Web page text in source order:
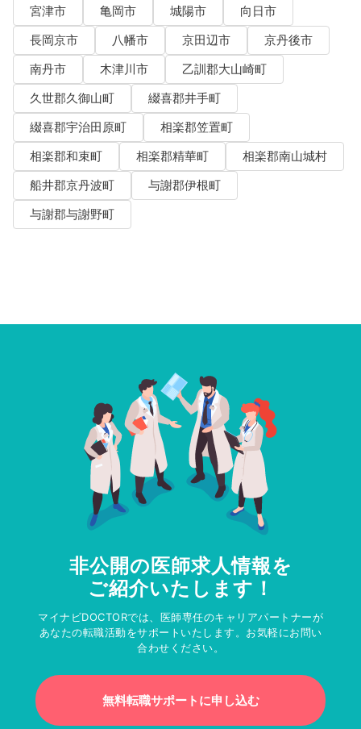
宮津市
亀岡市 城陽市
向日市
長岡京市
八幡市 京田辺市
京丹後市
南丹市
木津川市
乙訓郡大山崎町
久世郡久御山町
綴喜郡井手町
綴喜郡宇治田原町
相楽郡笠置町
相楽郡和束町
相楽郡精華町
相楽郡南山城村
船井郡京丹波町
与謝郡伊根町
与謝郡与謝野町
非公開の医師求人情報を
ご紹介いたします！
マイナビDOCTORでは、医師専任のキャリアパートナーが
あなたの転職活動をサポートいたします。お気軽にお問い
合わせください。
無料転職サポートに申し込む